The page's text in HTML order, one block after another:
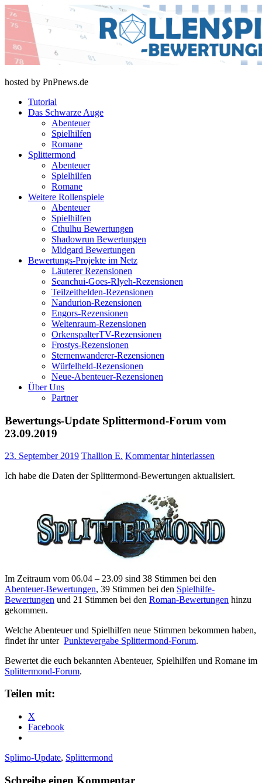
Skip
to
content
rollenspiel-bewertungen.de
hosted by PnPnews.de
Tutorial
Das Schwarze Auge
Abenteuer
Spielhilfen
Romane
Splittermond
Abenteuer
Spielhilfen
Romane
Weitere Rollenspiele
Abenteuer
Spielhilfen
Cthulhu Bewertungen
Shadowrun Bewertungen
Midgard Bewertungen
Bewertungs-Projekte im Netz
Läuterer Rezensionen
Seanchui-Goes-Rlyeh-Rezensionen
Teilzeithelden-Rezensionen
Nandurion-Rezensionen
Engors-Rezensionen
Weltenraum-Rezensionen
OrkenspalterTV-Rezensionen
Frostys-Rezensionen
Sternenwanderer-Rezensionen
Würfelheld-Rezensionen
Neue-Abenteuer-Rezensionen
Über Uns
Partner
Bewertungs-Update Splittermond-Forum vom
23.09.2019
23. September 2019 Thallion E. Kommentar hinterlassen
Ich habe die Daten der Splittermond-Bewertungen aktualisiert.
Im Zeitraum vom 06.04 – 23.09 sind 38 Stimmen bei den
Abenteuer-Bewertungen, 39 Stimmen bei den Spielhilfe-
Bewertungen und 21 Stimmen bei den Roman-Bewertungen hinzu
gekommen.
Welche Abenteuer und Spielhilfen neue Stimmen bekommen haben,
findet ihr unter Punktevergabe Splittermond-Forum.
Bewertet die euch bekannten Abenteuer, Spielhilfen und Romane im
Splittermond-Forum.
Teilen mit:
X
Facebook
Splimo-Update, Splittermond
Schreibe einen Kommentar